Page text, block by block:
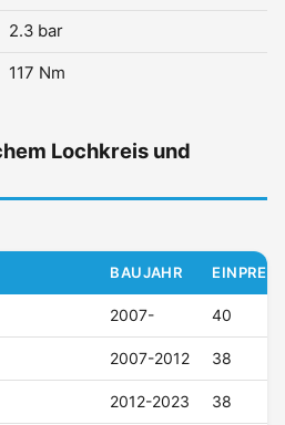
2.3 bar
117 Nm
Lochkreis und
BAUJAHR
2007- 40
2007-2012 38
2012-2023 38